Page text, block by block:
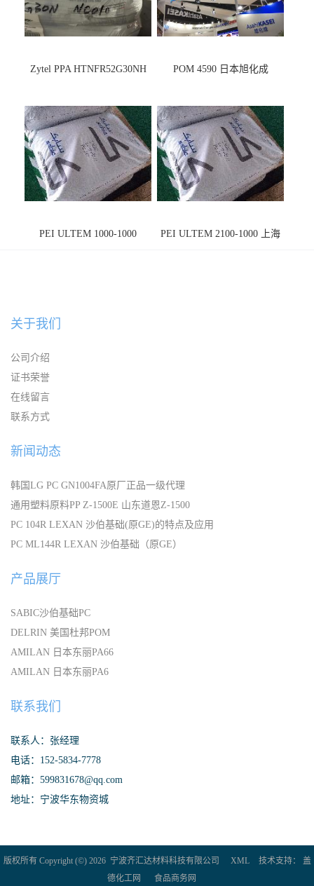
Zytel PPA HTNFR52G30NH POM 4590 日本旭化成
PEI ULTEM 1000-1000
PEI ULTEM 2100-1000 上海
关于我们
公司介绍
证书荣誉
在线留言
联系方式
新闻动态
韩国LG PC GN1004FA原厂正品一级代理
通用塑料原料PP Z-1500E 山东道恩Z-1500
PC 104R LEXAN 沙伯基础(原GE)的特点及应用
PC ML144R LEXAN 沙伯基础（原GE）
产品展厅
SABIC沙伯基础PC
DELRIN 美国杜邦POM
AMILAN 日本东丽PA66
AMILAN 日本东丽PA6
联系我们
联系人：张经理
电话：152-5834-7778
邮箱：599831678@qq.com
地址：宁波华东物资城
版权所有 Copyright (©) 2026 宁波齐汇达材料科技有限公司 XML 技术支持：
盖
德化工网
食品商务网